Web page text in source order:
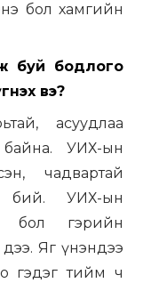
бол хамгийн
буй бодлого
вэ?
асуудлаа
УИХ-ын
чадвартай
бий. УИХ-ын
бол гэрийн
Яг үнэндээ
гэдэг тийм ч